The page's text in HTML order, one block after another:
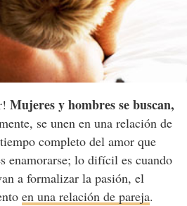
Mujeres y hombres se buscan,
se unen en una relación de
completo del amor que
enamorarse; lo difícil es cuando
a formalizar la pasión, el
en una relación de pareja.